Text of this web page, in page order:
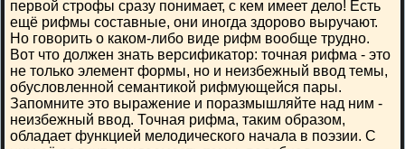
первой строфы сразу понимает, с кем имеет дело! Есть
ещё рифмы составные, они иногда здорово выручают.
Но говорить о каком-либо виде рифм вообще трудно.
Вот что должен знать версификатор: точная рифма - это
не только элемент формы, но и неизбежный ввод темы,
обусловленной семантикой рифмующейся пары.
Запомните это выражение и поразмышляйте над ним -
неизбежный ввод. Точная рифма, таким образом,
обладает функцией мелодического начала в поэзии. С